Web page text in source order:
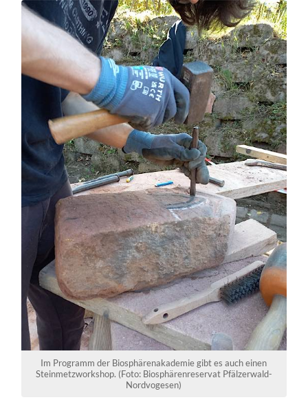
Im Programm der Biosphärenakademie gibt es auch einen
Steinmetzworkshop. (Foto: Biosphärenreservat Pfälzerwald-
Nordvogesen)